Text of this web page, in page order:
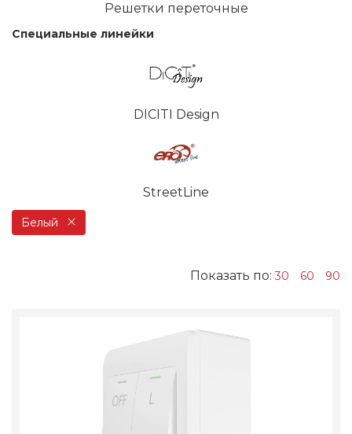
Решетки переточные
Специальные линейки
DICITI Design
StreetLine
Белый
Показать по:30 60 90